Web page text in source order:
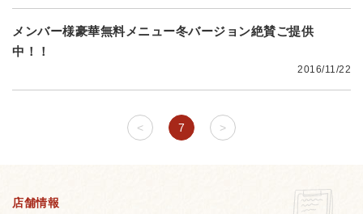
メンバー様豪華無料メニュー冬バージョン絶賛ご提供
中！！
2016/11/22
< 7 >
店舗情報